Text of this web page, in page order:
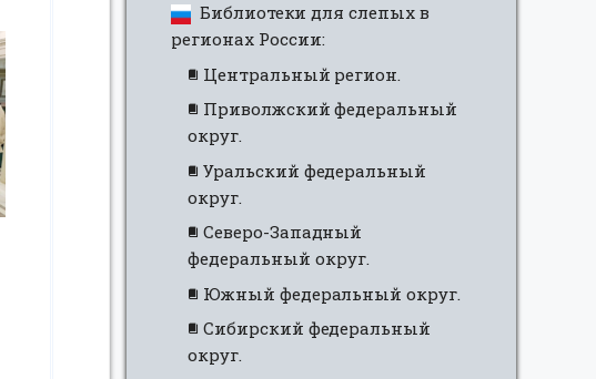
Библиотеки для слепых в
регионах России:
Центральный регион.
Приволжский федеральный
округ.
Уральский федеральный
округ.
Северо-Западный
федеральный округ.
Южный федеральный округ.
Сибирский федеральный
округ.